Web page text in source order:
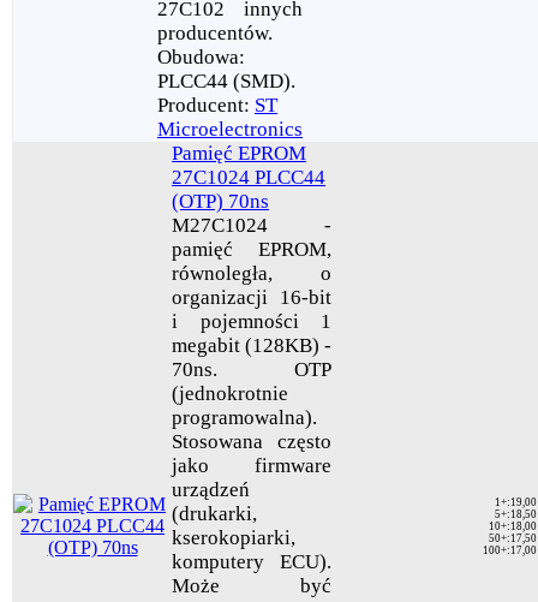
27C102 innych
producentów.
Obudowa:
PLCC44 (SMD).
Producent: ST
Microelectronics
Pamięć EPROM
27C1024 PLCC44
(OTP) 70ns
M27C1024 -
pamięć EPROM,
równoległa, o
organizacji 16-bit
i pojemności 1
megabit (128KB) -
70ns. OTP
(jednokrotnie
programowalna).
Stosowana często
jako firmware
urządzeń
(drukarki,
kserokopiarki,
komputery ECU).
Może być
1+: 19,00
5+: 18,50
10+: 18,00
50+: 17,50
100+: 17,00